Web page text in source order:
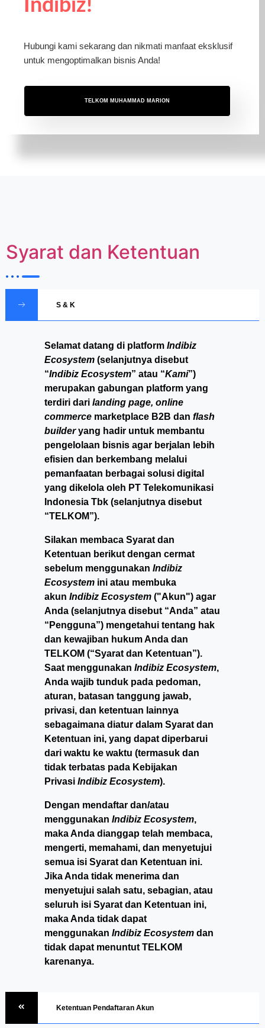
Indibiz!
Hubungi kami sekarang dan nikmati manfaat eksklusif
untuk mengoptimalkan bisnis Anda!
TELKOM MUHAMMAD MARION
Syarat dan Ketentuan
S & K
Selamat datang di platform Indibiz
Ecosystem (selanjutnya disebut
“Indibiz Ecosystem” atau “Kami”)
merupakan gabungan platform yang
terdiri dari landing page, online
commerce marketplace B2B dan flash
builderyang hadir untuk membantu
pengelolaan bisnis agar berjalan lebih
efisien dan berkembang melalui
pemanfaatan berbagai solusi digital
yang dikelola oleh PT Telekomunikasi
Indonesia Tbk (selanjutnya disebut
“TELKOM”).
Silakan membaca Syarat dan
Ketentuan berikut dengan cermat
sebelum menggunakan Indibiz
Ecosystem ini atau membuka
akun Indibiz Ecosystem ("Akun") agar
Anda (selanjutnya disebut “Anda” atau
“Pengguna”) mengetahui tentang hak
dan kewajiban hukum Anda dan
TELKOM (“Syarat dan Ketentuan”).
Saat menggunakan Indibiz Ecosystem,
Anda wajib tunduk pada pedoman,
aturan, batasan tanggung jawab,
privasi, dan ketentuan lainnya
sebagaimana diatur dalam Syarat dan
Ketentuan ini, yang dapat diperbarui
dari waktu ke waktu (termasuk dan
tidak terbatas pada Kebijakan
Privasi Indibiz Ecosystem).
Dengan mendaftar dan/atau
menggunakan Indibiz Ecosystem,
maka Anda dianggap telah membaca,
mengerti, memahami, dan menyetujui
semua isi Syarat dan Ketentuan ini.
Jika Anda tidak menerima dan
menyetujui salah satu, sebagian, atau
seluruh isi Syarat dan Ketentuan ini,
maka Anda tidak dapat
menggunakan Indibiz Ecosystem dan
tidak dapat menuntut TELKOM
karenanya.
Ketentuan Pendaftaran Akun